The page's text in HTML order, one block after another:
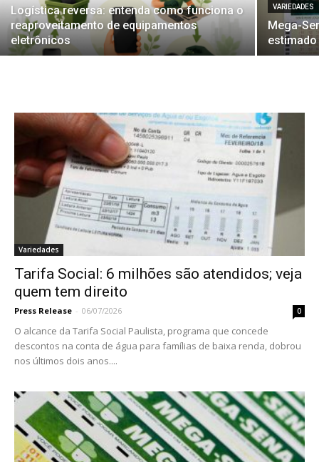
Logística reversa: entenda como funciona o
reaproveitamento de equipamentos
eletrônicos
VARIEDADES
Mega-
Variedades
Tarifa Social: 6 milhões são atendidos; veja
quem tem direito
Press Release - 06/07/2026 0
O alcance da Tarifa Social Paulista, programa que concede
descontos na conta de água para famílias de baixa renda, dobrou
nos últimos dois anos....